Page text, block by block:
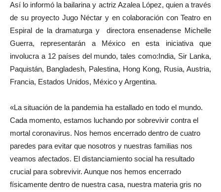
Así lo informó la bailarina y actriz Azalea López, quien a través
de su proyecto Jugo Néctar y en colaboración con Teatro en
Espiral de la dramaturga y directora ensenadense Michelle
Guerra, representarán a México en esta iniciativa que
involucra a 12 países del mundo, tales como:India, Sir Lanka,
Paquistán, Bangladesh, Palestina, Hong Kong, Rusia, Austria,
Francia, Estados Unidos, México y Argentina.
«La situación de la pandemia ha estallado en todo el mundo.
Cada momento, estamos luchando por sobrevivir contra el
mortal coronavirus. Nos hemos encerrado dentro de cuatro
paredes para evitar que nosotros y nuestras familias nos
veamos afectados. El distanciamiento social ha resultado
crucial para sobrevivir. Aunque nos hemos encerrado
físicamente dentro de nuestra casa, nuestra materia gris no